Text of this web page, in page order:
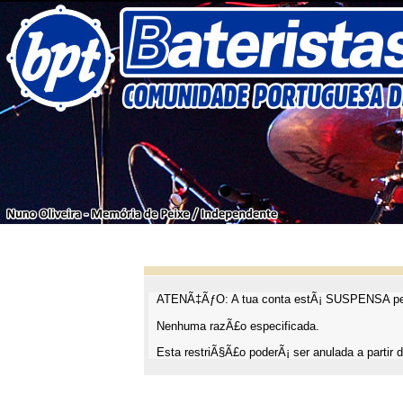
ATENÃ‡ÃƒO: A tua conta estÃ¡ SUSPENSA
Nenhuma razÃ£o especificada.
Esta restriÃ§Ã£o poderÃ¡ ser anulada a partir